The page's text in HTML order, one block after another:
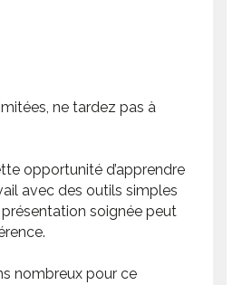
ne tardez pas à
opportunité d’apprendre
avec des outils simples
soignée peut
nombreux pour ce